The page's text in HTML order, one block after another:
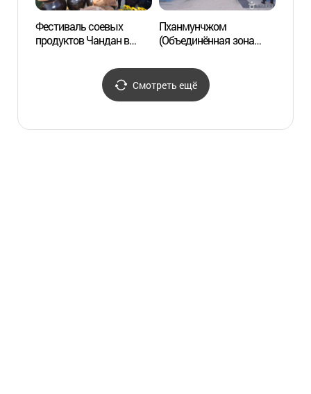
Фестиваль соевых
продуктов Чандан в
Пханмунчжом
(Объединённая зона
Смотреть ещё